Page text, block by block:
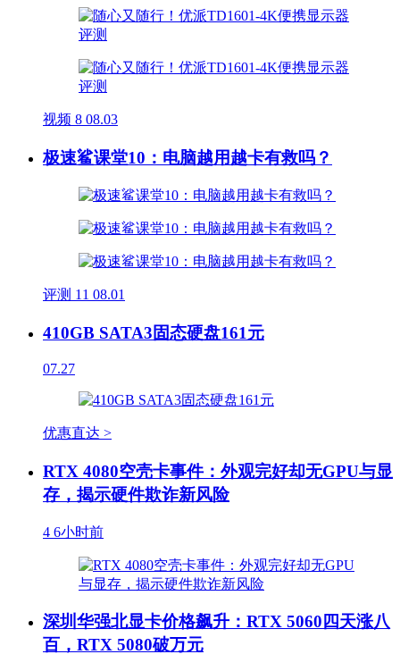
视频 8 08.03
极速鲨课堂10：电脑越用越卡有救吗？
评测 11 08.01
410GB SATA3固态硬盘161元
07.27
优惠直达 >
RTX 4080空壳卡事件：外观完好却无GPU与显
存，揭示硬件欺诈新风险
4 6小时前
深圳华强北显卡价格飙升：RTX 5060四天涨八
百，RTX 5080破万元